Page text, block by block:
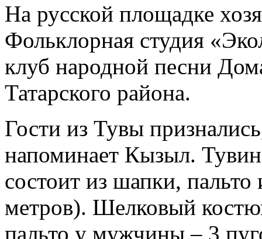
На русской площадке
Фольклорная студия
клуб народной песни
Татарского района.
Гости из Тувы
напоминает Кызыл.
состоит из шапки, пальто
метров). Шелковый
пальто у мужчины – 3